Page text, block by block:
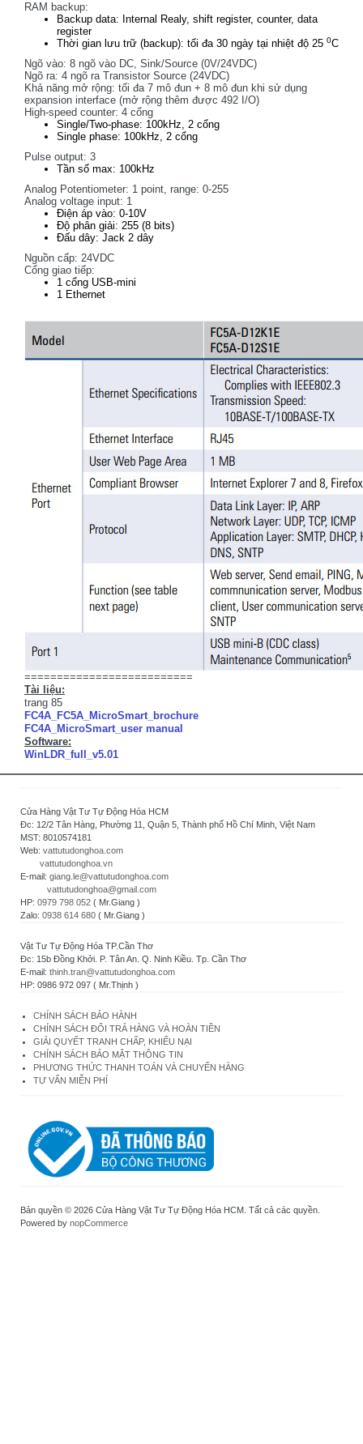
RAM backup:
Backup data: Internal Realy, shift register, counter, data
register
Thời gian lưu trữ (backup): tối đa 30 ngày tại nhiệt độ 25 0C
Ngõ vào: 8 ngõ vào DC, Sink/Source (0V/24VDC)
Ngõ ra: 4 ngõ ra Transistor Source (24VDC)
Khả năng mở rộng: tối đa 7 mô đun + 8 mô đun khi sử dụng
expansion interface (mở rộng thêm được 492 I/O)
High-speed counter: 4 cổng
Single/Two-phase: 100kHz, 2 cổng
Single phase: 100kHz, 2 cổng
Pulse output: 3
Tần số max: 100kHz
Analog Potentiometer: 1 point, range: 0-255
Analog voltage input: 1
Điện áp vào: 0-10V
Độ phân giải: 255 (8 bits)
Đấu dây: Jack 2 dây
Nguồn cấp: 24VDC
Cổng giao tiếp:
1 cổng USB-mini
1 Ethernet
==========================
Tài liệu:
trang 85
FC4A_FC5A_MicroSmart_brochure
FC4A_MicroSmart_user manual
Software:
WinLDR_full_v5.01
Cửa Hàng Vật Tư Tự Động Hóa HCM
Đc: 12/2 Tân Hàng, Phường 11, Quận 5, Thành phố Hồ Chí Minh, Việt Nam
MST: 8010574181
Web: vattutudonghoa.com
vattutudonghoa.vn
E-mail: giang.le@vattutudonghoa.com
vattutudonghoa@gmail.com
HP: 0979 798 052 ( Mr.Giang )
Zalo: 0938 614 680 ( Mr.Giang )
Vật Tư Tự Động Hóa TP.Cần Thơ
Đc: 15b Đồng Khởi. P. Tân An. Q. Ninh Kiều. Tp. Cần Thơ
E-mail: thinh.tran@vattutudonghoa.com
HP: 0986 972 097 ( Mr.Thịnh )
CHÍNH SÁCH BẢO HÀNH
CHÍNH SÁCH ĐỔI TRẢ HÀNG VÀ HOÀN TIỀN
GIẢI QUYẾT TRANH CHẤP, KHIẾU NẠI
CHÍNH SÁCH BẢO MẬT THÔNG TIN
PHƯƠNG THỨC THANH TOÁN VÀ CHUYỂN HÀNG
TƯ VẤN MIỄN PHÍ
Bản quyền © 2026 Cửa Hàng Vật Tư Tự Động Hóa HCM. Tất cả các quyền.
Powered by nopCommerce